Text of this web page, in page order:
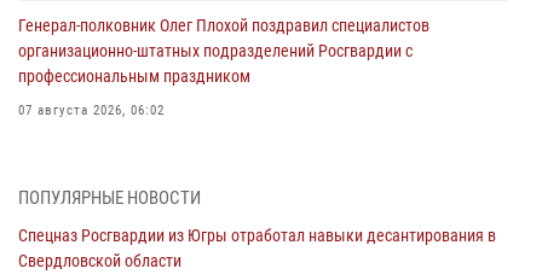
Генерал-полковник Олег Плохой поздравил специалистов
организационно-штатных подразделений Росгвардии с
профессиональным праздником
07 августа 2026, 06:02
Военнослужащие Росгвардии сбили дрон-разведчик ВСУ на южном
ПОПУЛЯРНЫЕ НОВОСТИ
Спецназ Росгвардии из Югры отработал навыки десантирования в
Свердловской области